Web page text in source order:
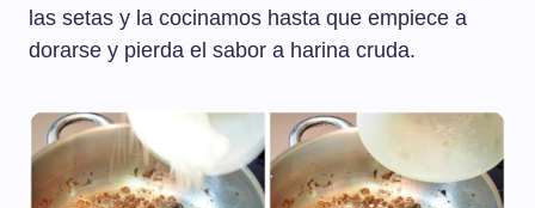
las setas y la cocinamos hasta que empiece a
dorarse y pierda el sabor a harina cruda.